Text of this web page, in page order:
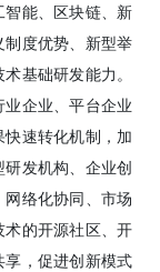
智能、区块链、新
制度优势、新型举
基础研发能力。
业企业、平台企业
速转化机制，加
发机构、企业创
网络化协同、市场
术的开源社区、开
享，促进创新模式